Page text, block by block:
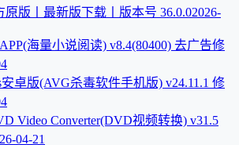
原版丨最新版下载丨版本号 36.0.02026-
海量小说阅读) v8.4(80400) 去广告修
卓版(AVG杀毒软件手机版) v24.11.1 修
Video Converter(DVD视频转换) v31.5
04-21